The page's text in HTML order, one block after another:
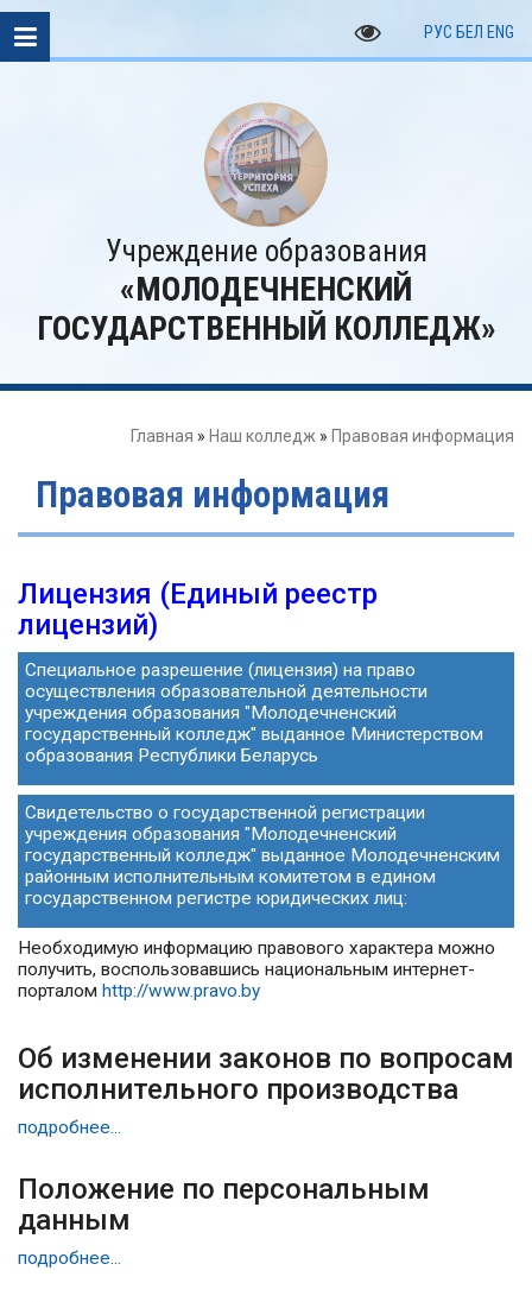
РУС БЕЛ ENG
Учреждение образования
«МОЛОДЕЧНЕНСКИЙ
ГОСУДАРСТВЕННЫЙ КОЛЛЕДЖ»
Главная » Наш колледж » Правовая информация
Правовая информация
Лицензия (Единый реестр
лицензий)
Специальное разрешение (лицензия) на право
осуществления образовательной деятельности
учреждения образования "Молодечненский
государственный колледж" выданное Министерством
образования Республики Беларусь
Свидетельство о государственной регистрации
учреждения образования "Молодечненский
государственный колледж" выданное Молодечненским
районным исполнительным комитетом в едином
государственном регистре юридических лиц:
Необходимую информацию правового характера можно
получить, воспользовавшись национальным интернет-
порталом http://www.pravo.by
Об изменении законов по вопросам
исполнительного производства
подробнее...
Положение по персональным
данным
подробнее...